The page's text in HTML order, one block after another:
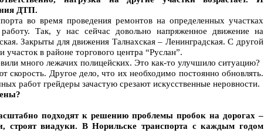
ДТП.
во время проведения ремонтов на определенных участках
Так, у нас сейчас довольно напряженное движение на
Закрыты для движения Талнахская – Ленинградская. С другой
в районе торгового центра “Руслан”.
много лежачих полицейских. Это как-то улучшило ситуацию?
скорость. Другое дело, что их необходимо постоянно обновлять.
работ грейдеры зачастую срезают искусственные неровности.
подходят к решению проблемы пробок на дорогах –
строят виадуки. В Норильске транспорта с каждым годом